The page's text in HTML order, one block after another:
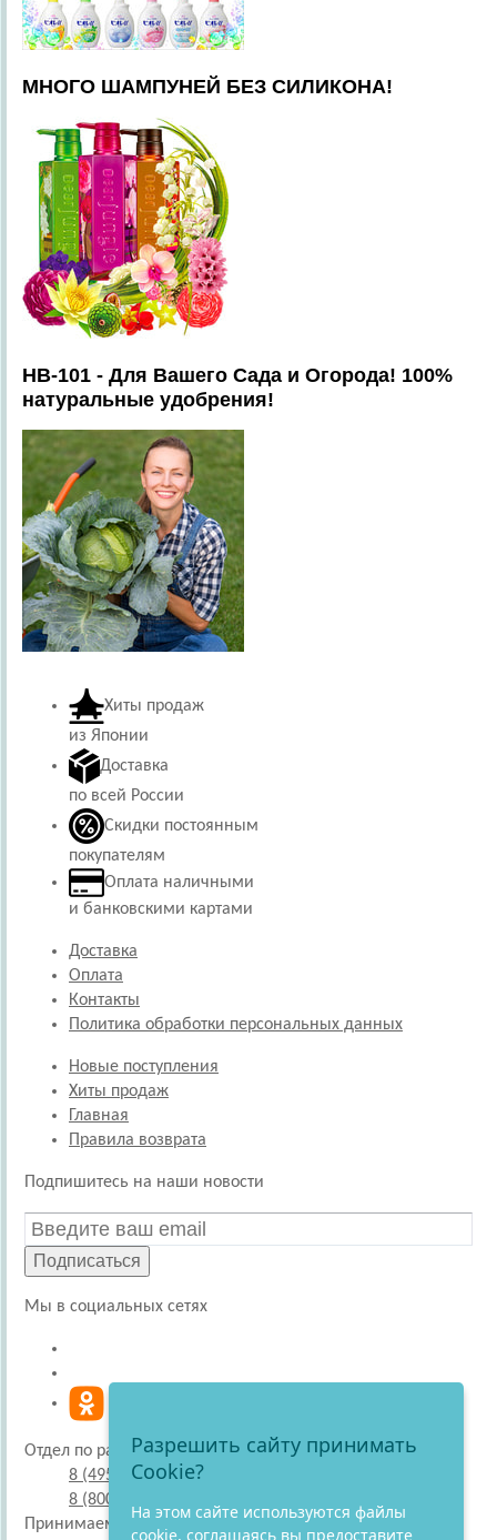
МНОГО ШАМПУНЕЙ БЕЗ СИЛИКОНА!
HB-101 - Для Вашего Сада и Огорода! 100%
натуральные удобрения!
Хиты продаж
из Японии
Доставка
по всей России
Скидки постоянным
покупателям
Оплата наличными
и банковскими картами
Доставка
Оплата
Контакты
Политика обработки персональных данных
Новые поступления
Хиты продаж
Главная
Правила возврата
Подпишитесь на наши новости
Подписаться
Мы в социальных сетях
Отдел по работе с покупателями
8 (495) 220-51-30
8 (800) 707-27-19
Принимаем к оплате
Разрешить сайту принимать
Cookie?
На этом сайте используются файлы
cookie, соглашаясь вы предоставите